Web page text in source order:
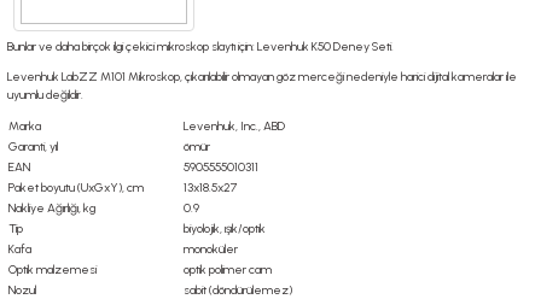
Bunlar ve daha birçok ilgi çekici mikroskop slaytı için: Levenhuk K50 Deney Seti.
Levenhuk LabZZ M101 Mikroskop, çıkarılabilir olmayan göz merceği nedeniyle harici dijital kameralar ile
uyumlu değildir.
Marka
Levenhuk, Inc., ABD
Garanti, yıl
ömür
EAN
5905555010311
Paket boyutu (UxGxY), cm
13x18.5x27
Nakliye Ağırlığı, kg
0.9
Tip
biyolojik, ışık/optik
Kafa
monoküler
Optik malzemesi
optik polimer cam
Nozul
sabit (döndürülemez)